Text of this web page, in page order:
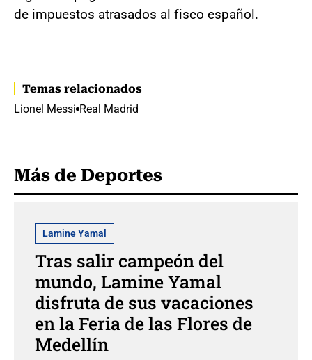
de impuestos atrasados al fisco español.
Temas relacionados
Lionel Messi Real Madrid
Más de Deportes
Lamine Yamal
Tras salir campeón del
mundo, Lamine Yamal
disfruta de sus vacaciones
en la Feria de las Flores de
Medellín